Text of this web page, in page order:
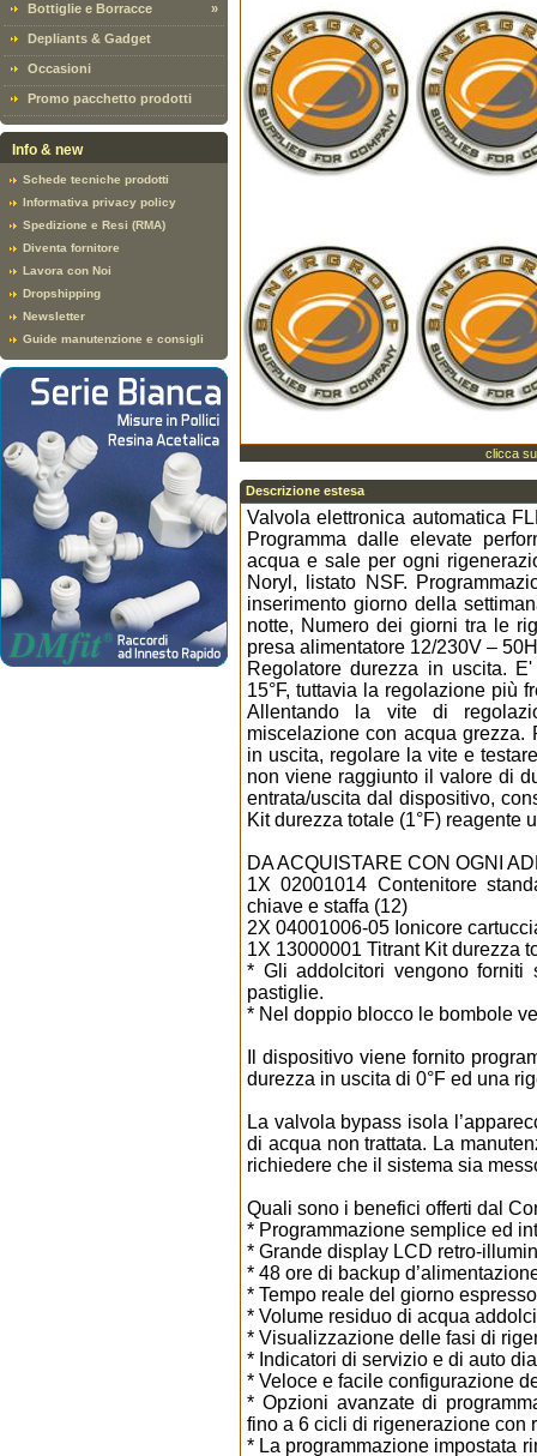
Bottiglie e Borracce »
Depliants & Gadget
Occasioni
Promo pacchetto prodotti
Info & new
Schede tecniche prodotti
Informativa privacy policy
Spedizione e Resi (RMA)
Diventa fornitore
Lavora con Noi
Dropshipping
Newsletter
Guide manutenzione e consigli
clicca
Descrizione estesa
Valvola elettronica automatica
Programma dalle elevate
acqua e sale per ogni
Noryl, listato NSF.
inserimento giorno della
notte, Numero dei giorni tra le
presa alimentatore 12/230V –
Regolatore durezza in uscita.
15°F, tuttavia la regolazione più
Allentando la vite di
miscelazione con acqua
in uscita, regolare la vite e
non viene raggiunto il valore di
entrata/uscita dal dispositivo,
Kit durezza totale (1°F) reagente
DA ACQUISTARE CON OGNI
1X 02001014 Contenitore
chiave e staffa (12)
2X 04001006-05 Ionicore
1X 13000001 Titrant Kit durezza
* Gli addolcitori vengono
pastiglie.
* Nel doppio blocco le bombole
Il dispositivo viene fornito
durezza in uscita di 0°F ed una
La valvola bypass isola
di acqua non trattata. La
richiedere che il sistema sia
Quali sono i benefici offerti dal
* Programmazione semplice ed
* Grande display LCD retro-
* 48 ore di backup
* Tempo reale del giorno
* Volume residuo di acqua
* Visualizzazione delle fasi di
* Indicatori di servizio e di auto
* Veloce e facile configurazione
* Opzioni avanzate di
fino a 6 cicli di rigenerazione con
* La programmazione impostata